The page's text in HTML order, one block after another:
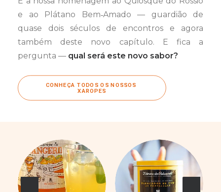
e ao Plátano Bem‑Amado — guardião de
quase dois séculos de encontros e agora
também deste novo capítulo. E fica a
pergunta — qual será este novo sabor?
CONHEÇA TODOS OS NOSSOS
XAROPES